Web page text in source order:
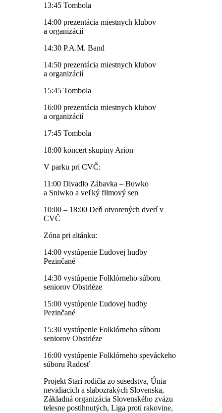
13:45 Tombola
14:00 prezentácia miestnych klubov
a organizácií
14:30 P.A.M. Band
14:50 prezentácia miestnych klubov
a organizácií
15:45 Tombola
16:00 prezentácia miestnych klubov
a organizácií
17:45 Tombola
18:00 koncert skupiny Arion
V parku pri CVČ:
11:00 Divadlo Zábavka – Buwko
a Sniwko a veľký filmový sen
10:00 – 18:00 Deň otvorených dverí v
CVČ
Zóna pri altánku:
14:00 vystúpenie Ľudovej hudby
Pezinčané
14:30 vystúpenie Folklórneho súboru
seniorov Obstrléze
15:00 vystúpenie Ľudovej hudby
Pezinčané
15:30 vystúpenie Folklórneho súboru
seniorov Obstrléze
16:00 vystúpenie Folklórneho speváckeho
súboru Radosť
Projekt Starí rodičia zo susedstva, Únia
nevidiacich a slabozrakých Slovenska,
Základná organizácia Slovenského zväzu
telesne postihnutých, Liga proti rakovine,